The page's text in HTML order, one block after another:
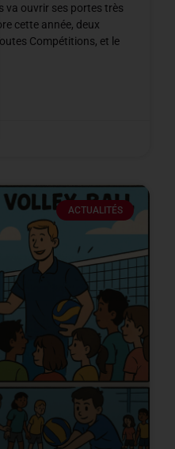
va ouvrir ses portes très
cette année, deux
Compétitions, et le
ACTUALITÉS